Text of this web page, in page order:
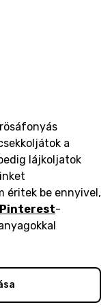
a
lájkoljatok
éritek be ennyivel,
Pinterest-